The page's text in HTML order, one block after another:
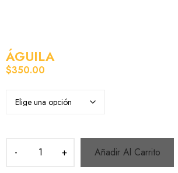
ÁGUILA
$350.00
Añadir Al Carrito